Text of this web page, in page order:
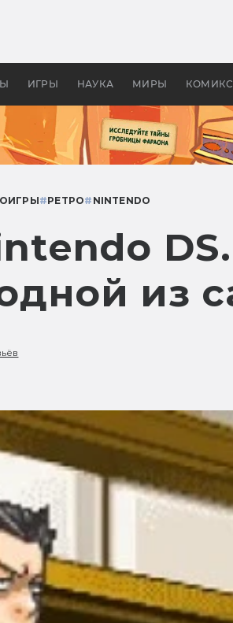
ИГРЫ НАУКА МИРЫ
апокалипсис, в России —
#РЕТРО# NINTENDO
из